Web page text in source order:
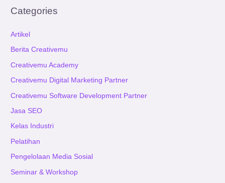
Categories
Artikel
Berita Creativemu
Creativemu Academy
Creativemu Digital Marketing Partner
Creativemu Software Development Partner
Jasa SEO
Kelas Industri
Pelatihan
Pengelolaan Media Sosial
Seminar & Workshop